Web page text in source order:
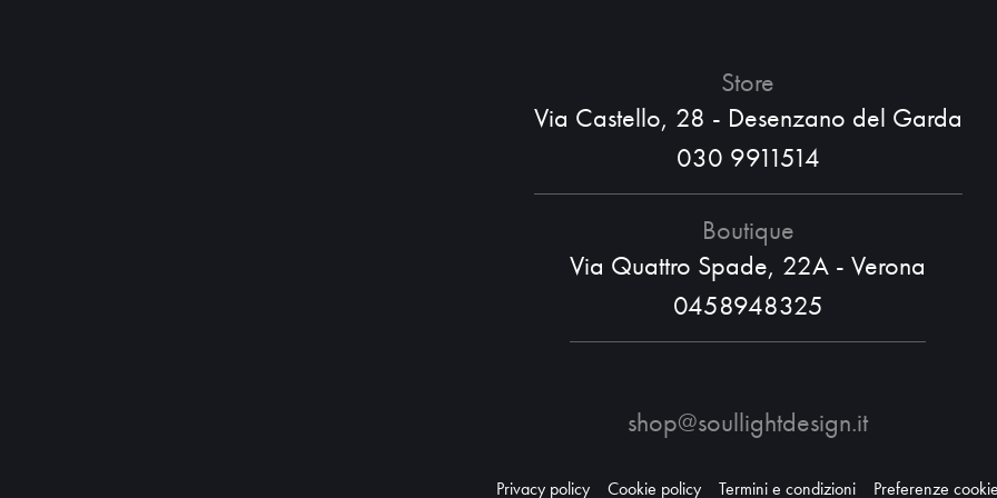
Store
Via Castello, 28 - Desenzano del Garda
030 9911514
Boutique
Via Quattro Spade, 22A - Verona
0458948325
shop@soullightdesign.it
Privacy policy Cookie policy Termini e condizioni Preferenze